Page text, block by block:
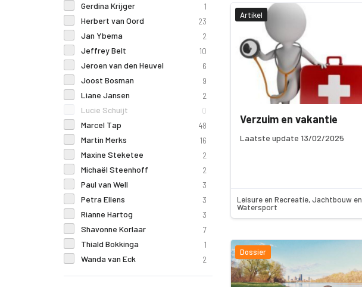
Gerdina Krijger 1
Herbert van Oord 23
Jan Ybema 2
Jeffrey Belt 10
Jeroen van den Heuvel 6
Joost Bosman 9
Liane Jansen 2
Lucie Schuijt 0
Marcel Tap 48
Martin Merks 16
Maxine Steketee 2
Michaël Steenhoff 2
Paul van Well 3
Petra Ellens 3
Rianne Hartog 3
Shavonne Korlaar 7
Thiald Bokkinga 1
Wanda van Eck 2
Artikel
Verzuim en vakantie
Laatste update 13/02/2025
Leisure en Recreatie, Jachtbouw en
Watersport
Dossier